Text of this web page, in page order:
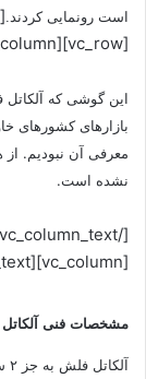
است رونمایی کردند.
[vc_row][vc_column][vc_column_text]
بازارهای کشورهای
معرفی آن نبودیم.
نشده است.
[vc_column][vc_column_text]
مشخصات فنی